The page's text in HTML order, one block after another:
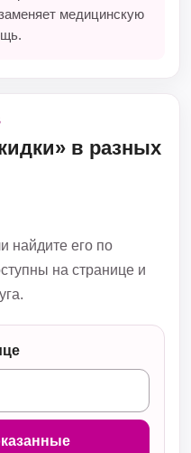
медицинскую
в разных
найдите его по
на странице и